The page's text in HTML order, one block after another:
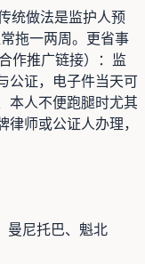
统做法是监护人预
拖一两周。更省事
合作推广链接）：监
公证，电子件当天可
人不便跑腿时尤其
师或公证人办理，
曼尼托巴、魁北